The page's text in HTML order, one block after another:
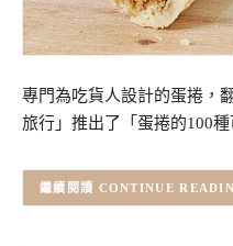
專門為吃貨人設計的蛋捲，
旅行」推出了「蛋捲的100
CONTINUE